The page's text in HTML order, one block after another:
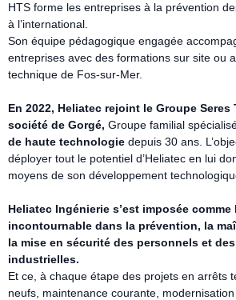
HTS forme les entreprises à la prévention
à l’international.
Son équipe pédagogique engagée
entreprises avec des formations sur site ou
technique de Fos-sur-Mer.
En 2022, Heliatec rejoint le Groupe
société de Gorgé, Groupe familial
de haute technologie depuis 30 ans.
déployer tout le potentiel d’Heliatec en lui
moyens de son développement
Heliatec Ingénierie s’est imposée comme
incontournable dans la prévention, la
la mise en sécurité des personnels et
industrielles.
Et ce, à chaque étape des projets en arrêts
neufs, maintenance courante,